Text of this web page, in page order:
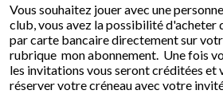
Vous souhaitez jouer avec une
club, vous avez la possibilité d'acheter
par carte bancaire directement sur
rubrique mon abonnement. Une fois
les invitations vous seront créditées et
réserver votre créneau avec votre